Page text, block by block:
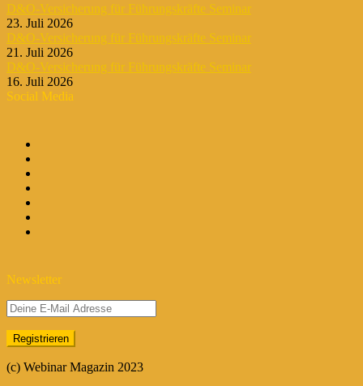
D&O-Versicherung für Führungskräfte Seminar
23. Juli 2026
D&O-Versicherung für Führungskräfte Seminar
21. Juli 2026
D&O-Versicherung für Führungskräfte Seminar
16. Juli 2026
Social Media
Newsletter
(c) Webinar Magazin 2023